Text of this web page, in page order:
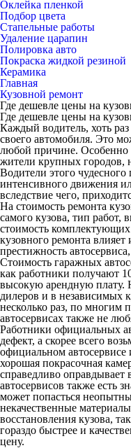
Оклейка пленкой
Подбор цвета
Стапельные работы
Удаление царапин
Полировка авто
Покраска жидкой резиной
Керамика
Главная
Кузовной ремонт
Где дешевле цены на
Где дешевле цены на
Каждый водитель, хоть
своего автомобиля. Это
любой причине. Особенно
жители крупных городов,
Водители этого чудесного
интенсивного движения
вследствие чего,
На стоимость ремонта
самого кузова, тип работ,
стоимость
кузовного ремонта
престижность
Стоимость гаражных
как работники получают
высокую арендную плату.
дилеров и в независимых
несколько раз, по
автосервисах также не
Работники официальных
дефект, а скорее всего
официальном
хорошая покрасочная
справедливо
автосервисов также есть
может попасться
некачественные
восстановления кузова,
гораздо быстрее и
цену.